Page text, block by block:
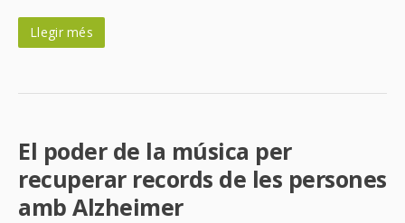
Llegir més
El poder de la música per
recuperar records de les persones
amb Alzheimer